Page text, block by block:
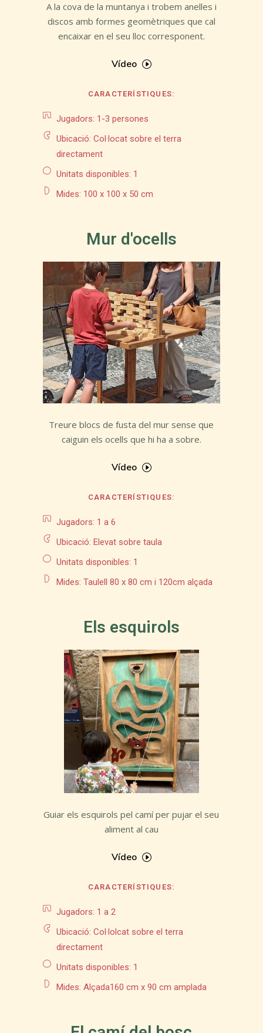
A la cova de la muntanya i trobem anelles i
discos amb formes geomètriques que cal
encaixar en el seu lloc corresponent.
Vídeo
CARACTERÍSTIQUES:
Jugadors: 1-3 persones
Ubicació: Col·locat sobre el terra
directament
Unitats disponibles: 1
Mides: 100 x 100 x 50 cm
Mur d'ocells
Treure blocs de fusta del mur sense que
caiguin els ocells que hi ha a sobre.
Vídeo
CARACTERÍSTIQUES:
Jugadors: 1 a 6
Ubicació: Elevat sobre taula
Unitats disponibles: 1
Mides: Taulell 80 x 80 cm i 120cm alçada
Els esquirols
Guiar els esquirols pel camí per pujar el seu
aliment al cau
Vídeo
CARACTERÍSTIQUES:
Jugadors: 1 a 2
Ubicació: Col·lolcat sobre el terra
directament
Unitats disponibles: 1
Mides: Alçada160 cm x 90 cm amplada